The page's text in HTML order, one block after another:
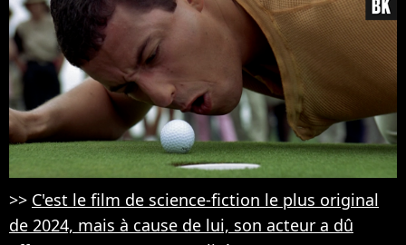
>> C'est le film de science-fiction le plus original
de 2024, mais à cause de lui, son acteur a dû